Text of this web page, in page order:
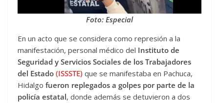
Foto: Especial
En un acto que se considera como represión a la
manifestación, personal médico del Instituto de
Seguridad y Servicios Sociales de los Trabajadores
del Estado (ISSSTE) que se manifestaba en Pachuca,
Hidalgo fueron replegados a golpes por parte de la
policía estatal, donde además se detuvieron a dos